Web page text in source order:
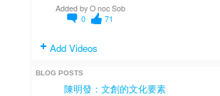
Added by O noc Sob
0
71
Add Videos
BLOG POSTS
陳明發：文創的文化要素